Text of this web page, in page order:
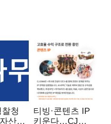
청
산
티빙·콘텐츠 IP
키운다…CJ